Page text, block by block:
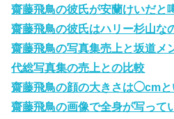
齋藤飛鳥の彼氏が安蘭けいだと
齋藤飛鳥の彼氏はハリー杉山な
齋藤飛鳥の写真集売上と坂道メ
代総写真集の売上との比較
齋藤飛鳥の顔の大きさは◯cmと
齋藤飛鳥の画像で全身が写って